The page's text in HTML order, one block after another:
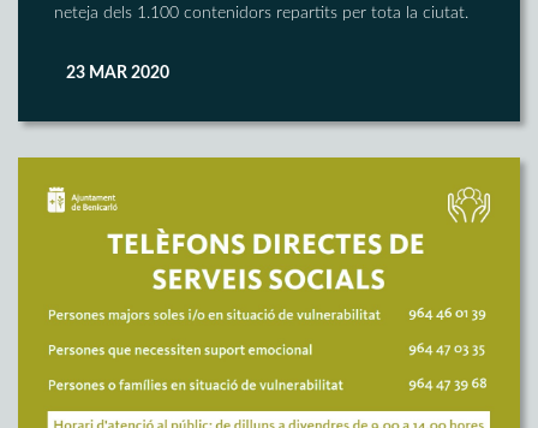
neteja dels 1.100 contenidors repartits per tota la ciutat.
23 MAR 2020